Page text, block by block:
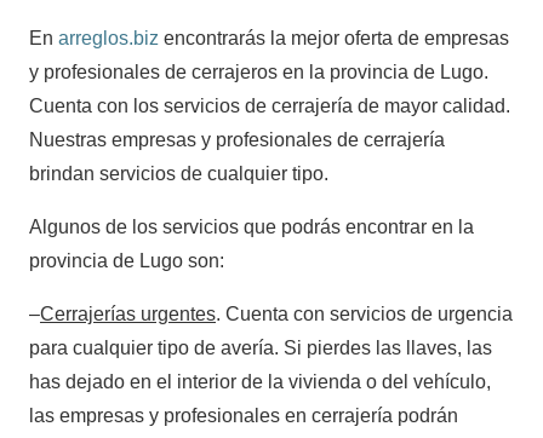
En arreglos.biz encontrarás la mejor oferta de empresas
y profesionales de cerrajeros en la provincia de Lugo.
Cuenta con los servicios de cerrajería de mayor calidad.
Nuestras empresas y profesionales de cerrajería
brindan servicios de cualquier tipo.
Algunos de los servicios que podrás encontrar en la
provincia de Lugo son:
–Cerrajerías urgentes. Cuenta con servicios de urgencia
para cualquier tipo de avería. Si pierdes las llaves, las
has dejado en el interior de la vivienda o del vehículo,
las empresas y profesionales en cerrajería podrán